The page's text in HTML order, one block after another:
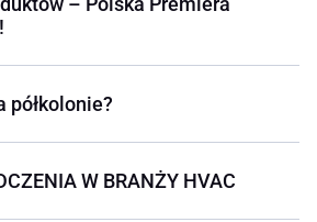
półkolonie?
W BRANŻY HVAC